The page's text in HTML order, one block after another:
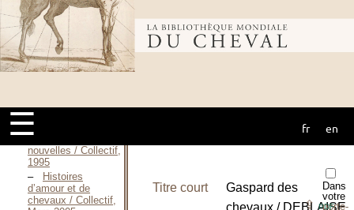
Bibliothèque
mondiale du
cheval
☰ fr en
Messieurs
les
chevaux / CLAVARINE
Bernard, 1987
Le cavalier
2000
romans et
nouvelles / Collectif,
1995
Histoires
d’amour et de
chevaux / Collectif,
Dans
votre
porte-
⇪ PDF
Titre court
Gaspard des
chevaux / DEBLAISE